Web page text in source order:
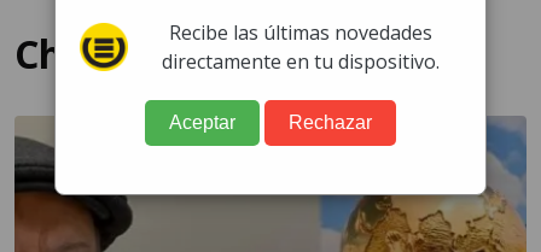
Chabelo Recibe las últimas novedades
directamente en tu dispositivo.
Aceptar Rechazar